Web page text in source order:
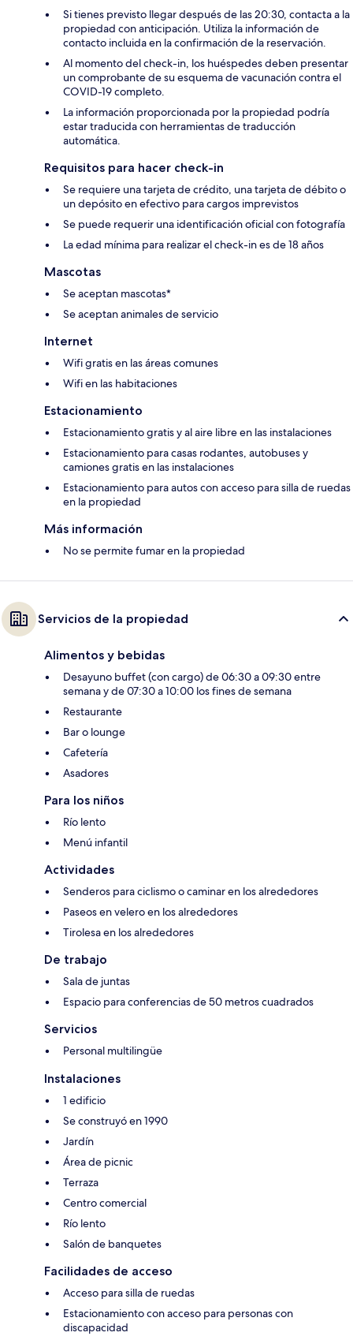
Si tienes previsto llegar después de las 20:30, contacta a la
propiedad con anticipación. Utiliza la información de
contacto incluida en la confirmación de la reservación.
Al momento del check-in, los huéspedes deben presentar
un comprobante de su esquema de vacunación contra el
COVID-19 completo.
La información proporcionada por la propiedad podría
estar traducida con herramientas de traducción
automática.
Requisitos para hacer check-in
Se requiere una tarjeta de crédito, una tarjeta de débito o
un depósito en efectivo para cargos imprevistos
Se puede requerir una identificación oficial con fotografía
La edad mínima para realizar el check-in es de 18 años
Mascotas
Se aceptan mascotas*
Se aceptan animales de servicio
Internet
Wifi gratis en las áreas comunes
Wifi en las habitaciones
Estacionamiento
Estacionamiento gratis y al aire libre en las instalaciones
Estacionamiento para casas rodantes, autobuses y
camiones gratis en las instalaciones
Estacionamiento para autos con acceso para silla de ruedas
en la propiedad
Más información
No se permite fumar en la propiedad
Servicios de la propiedad
Alimentos y bebidas
Desayuno buffet (con cargo) de 06:30 a 09:30 entre
semana y de 07:30 a 10:00 los fines de semana
Restaurante
Bar o lounge
Cafetería
Asadores
Para los niños
Río lento
Menú infantil
Actividades
Senderos para ciclismo o caminar en los alrededores
Paseos en velero en los alrededores
Tirolesa en los alrededores
De trabajo
Sala de juntas
Espacio para conferencias de 50 metros cuadrados
Servicios
Personal multilingüe
Instalaciones
1 edificio
Se construyó en 1990
Jardín
Área de picnic
Terraza
Centro comercial
Río lento
Salón de banquetes
Facilidades de acceso
Acceso para silla de ruedas
Estacionamiento con acceso para personas con
discapacidad